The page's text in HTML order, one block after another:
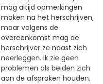
mag altijd opmerkingen
maken na het herschrijven,
maar volgens de
overeenkomst mag de
herschrijver ze naast zich
neerleggen. Ik zie geen
problemen als beiden zich
aan de afspraken houden.